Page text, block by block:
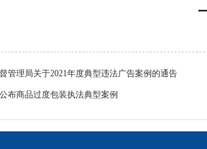
管理局关于2021年度典型违法广告案例的通告
布商品过度包装执法典型案例